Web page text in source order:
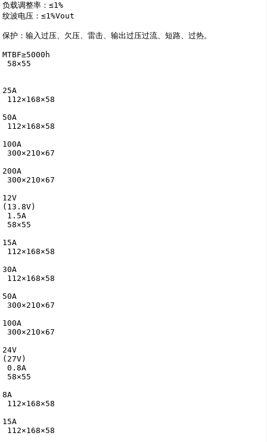
负载调整率：≤1%
纹波电压：≤1%Vout
保护：输入过压、欠压、雷击、输出过压过流、短路、过热。
MTBF≥5000h
25A
50A
100A
300×210×67
200A
300×210×67
12V
(13.8V)
15A
30A
50A
300×210×67
100A
300×210×67
24V
(27V)
0.8A
8A
15A